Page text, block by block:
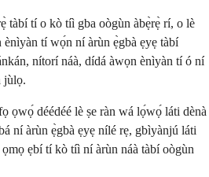
tàbí tí o kò tíì gba oògùn àbẹ̀rẹ̀ rí, o lè
tí wọ́n ní àrùn ẹ̀gbà ẹyẹ tàbí
nítorí náà, dídá àwọn ènìyàn tí ó ní
jùlọ.
ọwọ́ déédéé lè ṣe ràn wá lọ́wọ́ láti dènà
ní àrùn ẹ̀gbà ẹyẹ nílé rẹ, gbìyànjú láti
ẹbí tí kò tíì ní àrùn náà tàbí oògùn